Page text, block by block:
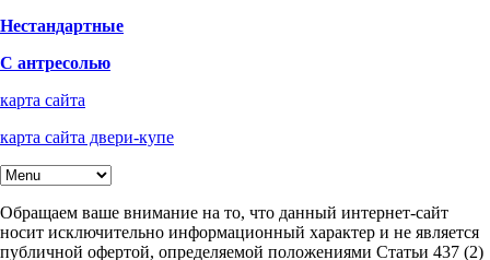
Нестандартные
С антресолью
карта сайта
карта сайта двери-купе
Обращаем ваше внимание на то, что данный интернет-сайт
носит исключительно информационный характер и не является
публичной офертой, определяемой положениями Статьи 437 (2)